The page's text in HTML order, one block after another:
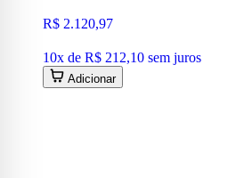
R$ 2.120,97
10x de R$ 212,10 sem juros
Adicionar